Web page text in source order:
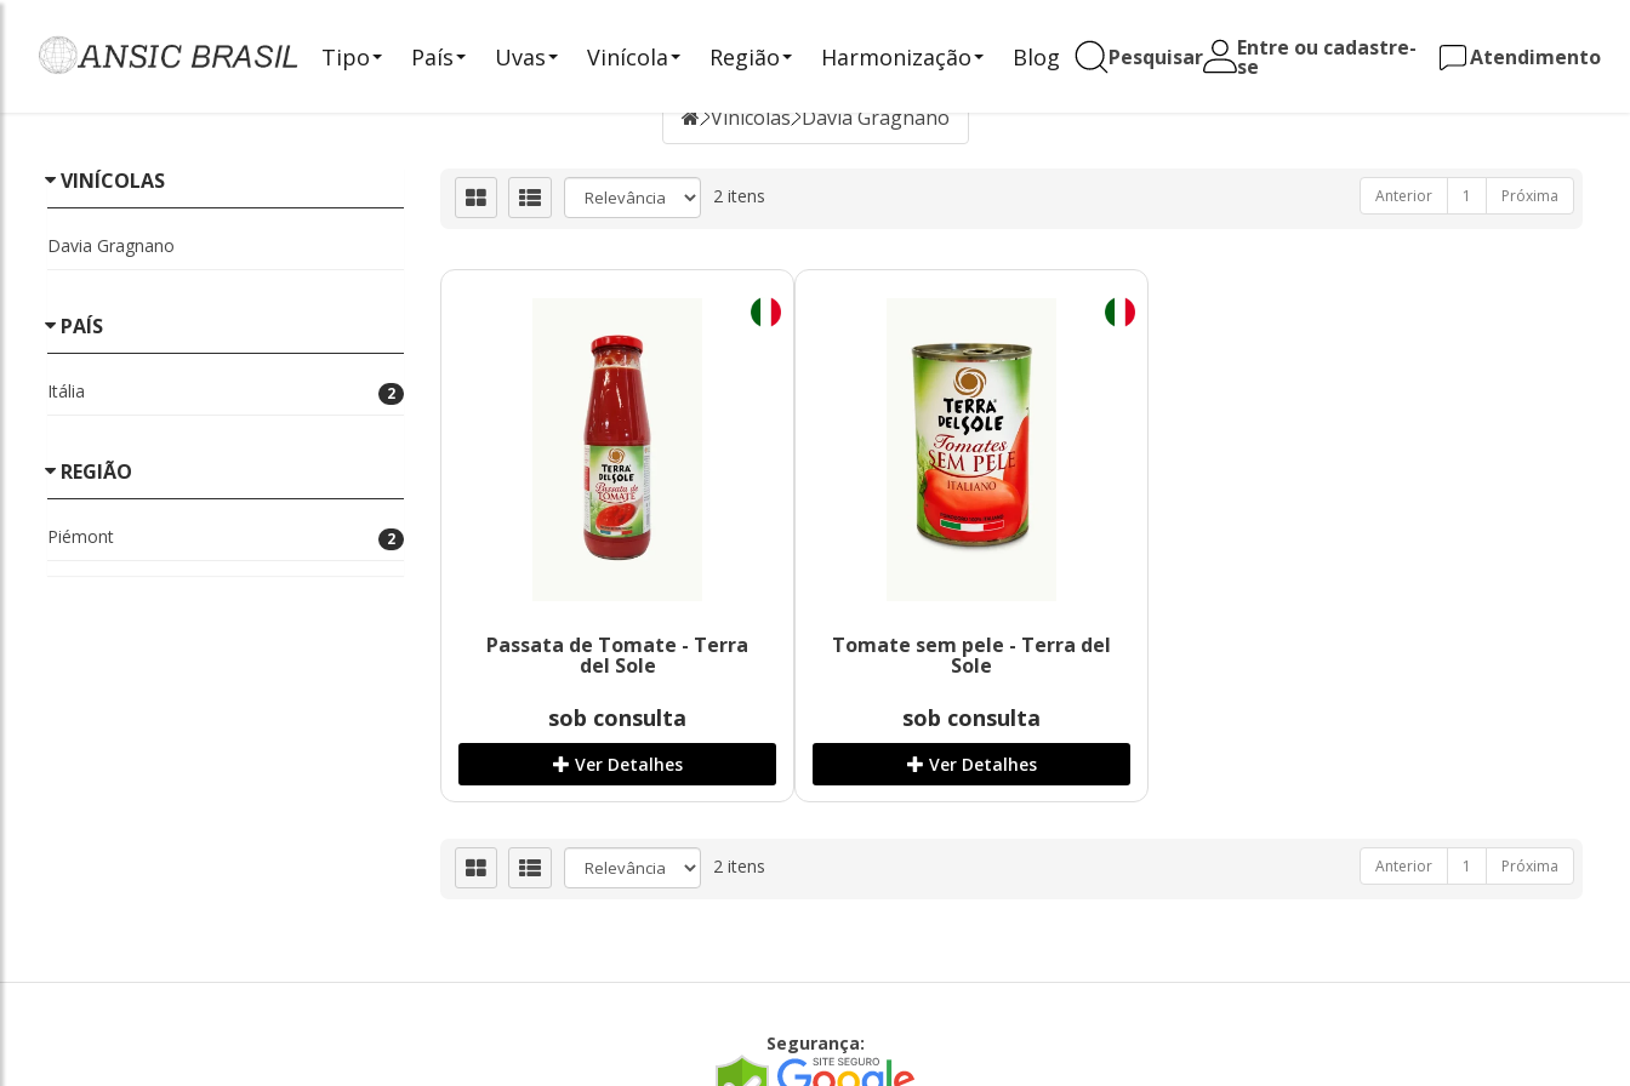
Tipo País Uvas Vinícola Região Harmonização Blog Pesquisar Entre ou cadastre-
se Atendimento
Vinícolas Davia Gragnano
VINÍCOLAS
Davia Gragnano
PAÍS
Itália 2
REGIÃO
Piémont 2
2 itens Anterior 1 Próxima
Passata de Tomate - Terra
del Sole
sob consulta
Ver Detalhes
Tomate sem pele - Terra del
Sole
sob consulta
Ver Detalhes
2 itens Anterior 1 Próxima
Segurança: